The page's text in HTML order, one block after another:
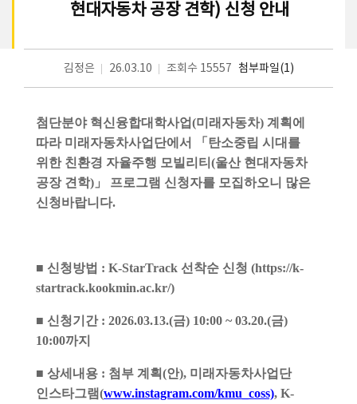
현대자동차 공장 견학) 신청 안내
김정은 26.03.10 조회수 15557 첨부파일(1)
첨단분야 혁신융합대학사업(미래자동차) 계획에
따라 미래자동차사업단에서
「 탄소중립 시대를
위한 친환경 자율주행 모빌리티 (울산 현대자동차
공장 견학) 」 프로그램 신청자를 모집하오니 많은
신청바랍니다.
■ 신청방법 : K-StarTrack 선착순 신청 (https://k-
startrack.kookmin.ac.kr/)
■ 신청기간 : 2026.03.13.(금) 10:00 ~ 03.20.(금)
10:00까지
■ 상세내용 : 첨부 계획(안), 미래자동차사업단
인스타그램(www.instagram.com/kmu_coss), K-